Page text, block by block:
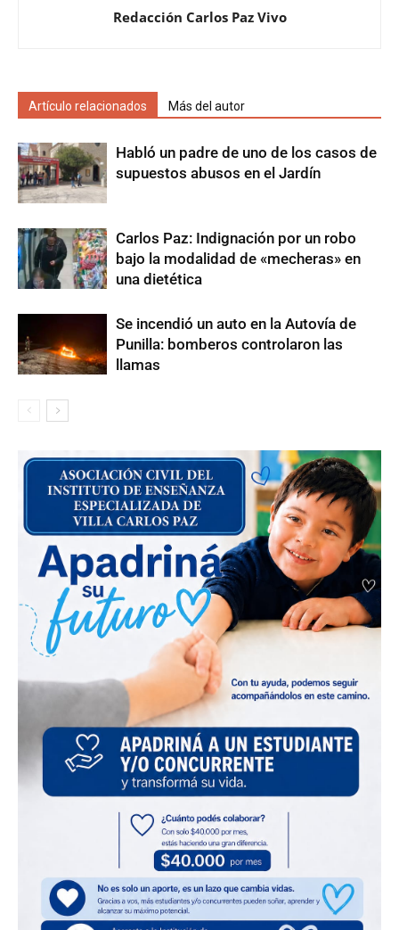
Redacción Carlos Paz Vivo
Artículo relacionados Más del autor
Habló un padre de uno de los casos de
supuestos abusos en el Jardín
Carlos Paz: Indignación por un robo
bajo la modalidad de «mecheras» en
una dietética
Se incendió un auto en la Autovía de
Punilla: bomberos controlaron las
llamas